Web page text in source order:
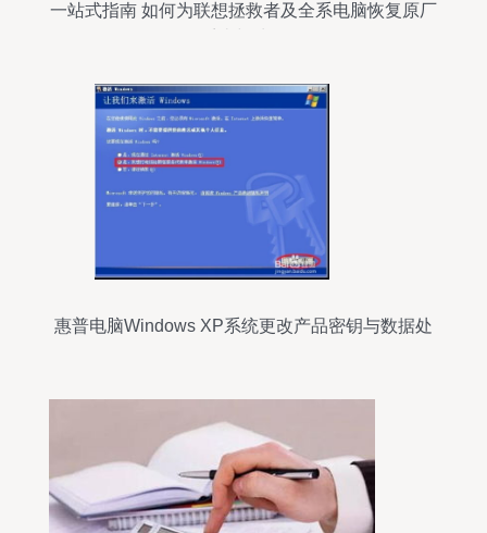
一站式指南 如何为联想拯救者及全系电脑恢复原厂
惠普电脑Windows XP系统更改产品密钥与数据处